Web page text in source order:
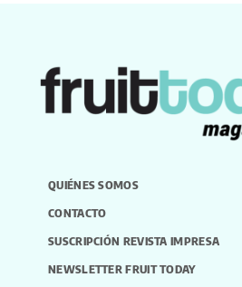
QUIÉNES SOMOS
CONTACTO
SUSCRIPCIÓN REVISTA IMPRESA
NEWSLETTER FRUIT TODAY